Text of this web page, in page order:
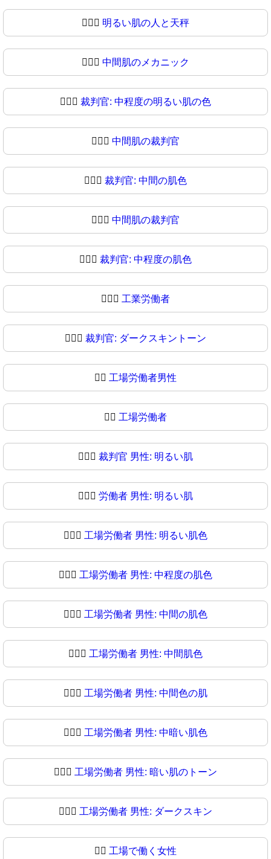
🧑🏻‍⚖ 明るい肌の人と天秤
🧑🏼‍⚖️ 中間肌のメカニック
🧑🏼‍⚖ 裁判官: 中程度の明るい肌の色
🧑🏽‍⚖️ 中間肌の裁判官
🧑🏽‍⚖ 裁判官: 中間の肌色
🧑🏾‍⚖️ 中間肌の裁判官
🧑🏾‍⚖ 裁判官: 中程度の肌色
🧑🏿‍⚖️ 工業労働者
🧑🏿‍⚖ 裁判官: ダークスキントーン
👨‍⚖️ 工場労働者男性
👨‍⚖ 工場労働者
👨🏻‍⚖️ 裁判官 男性: 明るい肌
👨🏻‍⚖ 労働者 男性: 明るい肌
👨🏼‍⚖️ 工場労働者 男性: 明るい肌色
👨🏼‍⚖ 工場労働者 男性: 中程度の肌色
👨🏽‍⚖️ 工場労働者 男性: 中間の肌色
👨🏽‍⚖ 工場労働者 男性: 中間肌色
👨🏾‍⚖️ 工場労働者 男性: 中間色の肌
👨🏾‍⚖ 工場労働者 男性: 中暗い肌色
👨🏿‍⚖️ 工場労働者 男性: 暗い肌のトーン
👨🏿‍⚖ 工場労働者 男性: ダークスキン
👩‍⚖️ 工場で働く女性